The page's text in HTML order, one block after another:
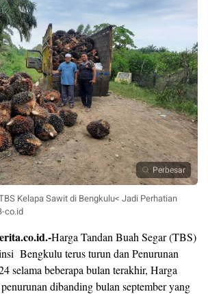
Perbesar
Kelapa Sawit di Bengkulu< Jadi Perhatian
co.id
Harga Tandan Buah Segar (TBS)
Bengkulu terus turun dan Penurunan
selama beberapa bulan terakhir, Harga
dibanding bulan september yang